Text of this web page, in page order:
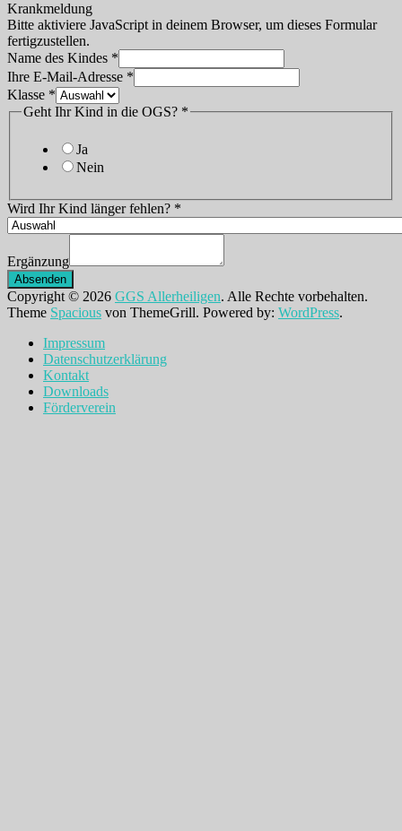
Krankmeldung
Bitte aktiviere JavaScript in deinem Browser, um dieses Formular
fertigzustellen.
Name des Kindes *
Ihre E-Mail-Adresse *
Klasse *
Geht Ihr Kind in die OGS? *
Ja
Nein
Wird Ihr Kind länger fehlen? *
Ergänzung
Absenden
Copyright © 2026 GGS Allerheiligen. Alle Rechte vorbehalten.
Theme Spacious von ThemeGrill. Powered by: WordPress.
Impressum
Datenschutzerklärung
Kontakt
Downloads
Förderverein